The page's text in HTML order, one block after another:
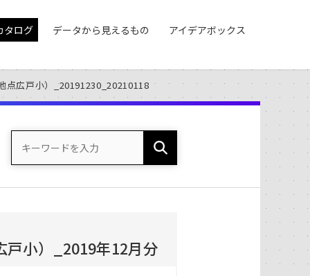
タログ データから見えるもの アイデアボックス
点広戸小）_20191230_20210118
小）_2019年12月分